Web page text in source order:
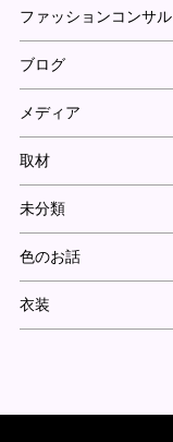
ファッションコンサル
ブログ
メディア
取材
未分類
色のお話
衣装